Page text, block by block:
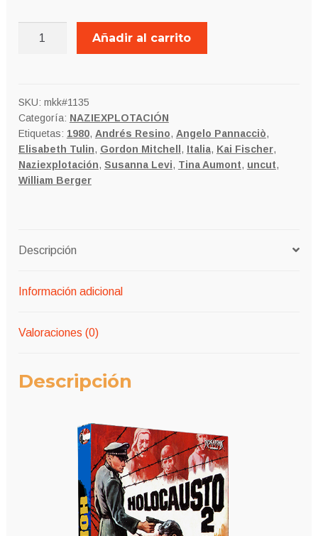
HOLOCAUSTO
Añadir al carrito
SKU: mkk#1135
Categoría: NAZIEXPLOTACIÓN
Etiquetas: 1980, Andrés Resino, Angelo Pannacciò,
Elisabeth Tulin, Gordon Mitchell , Italia, Kai Fischer,
Naziexplotación, Susanna Levi, Tina Aumont, uncut,
William Berger
Descripción
Información adicional
Valoraciones (0)
Descripción